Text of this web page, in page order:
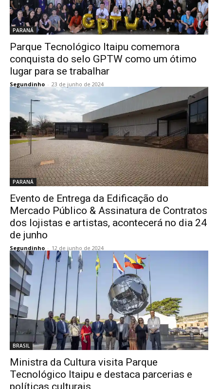
PARANÁ
Parque Tecnológico Itaipu comemora
conquista do selo GPTW como um ótimo
lugar para se trabalhar
Segundinho - 23 de junho de 2024
PARANÁ
Evento de Entrega da Edificação do
Mercado Público & Assinatura de Contratos
dos lojistas e artistas, acontecerá no dia 24
de junho
Segundinho - 12 de junho de 2024
BRASIL
Ministra da Cultura visita Parque
Tecnológico Itaipu e destaca parcerias e
políticas culturais